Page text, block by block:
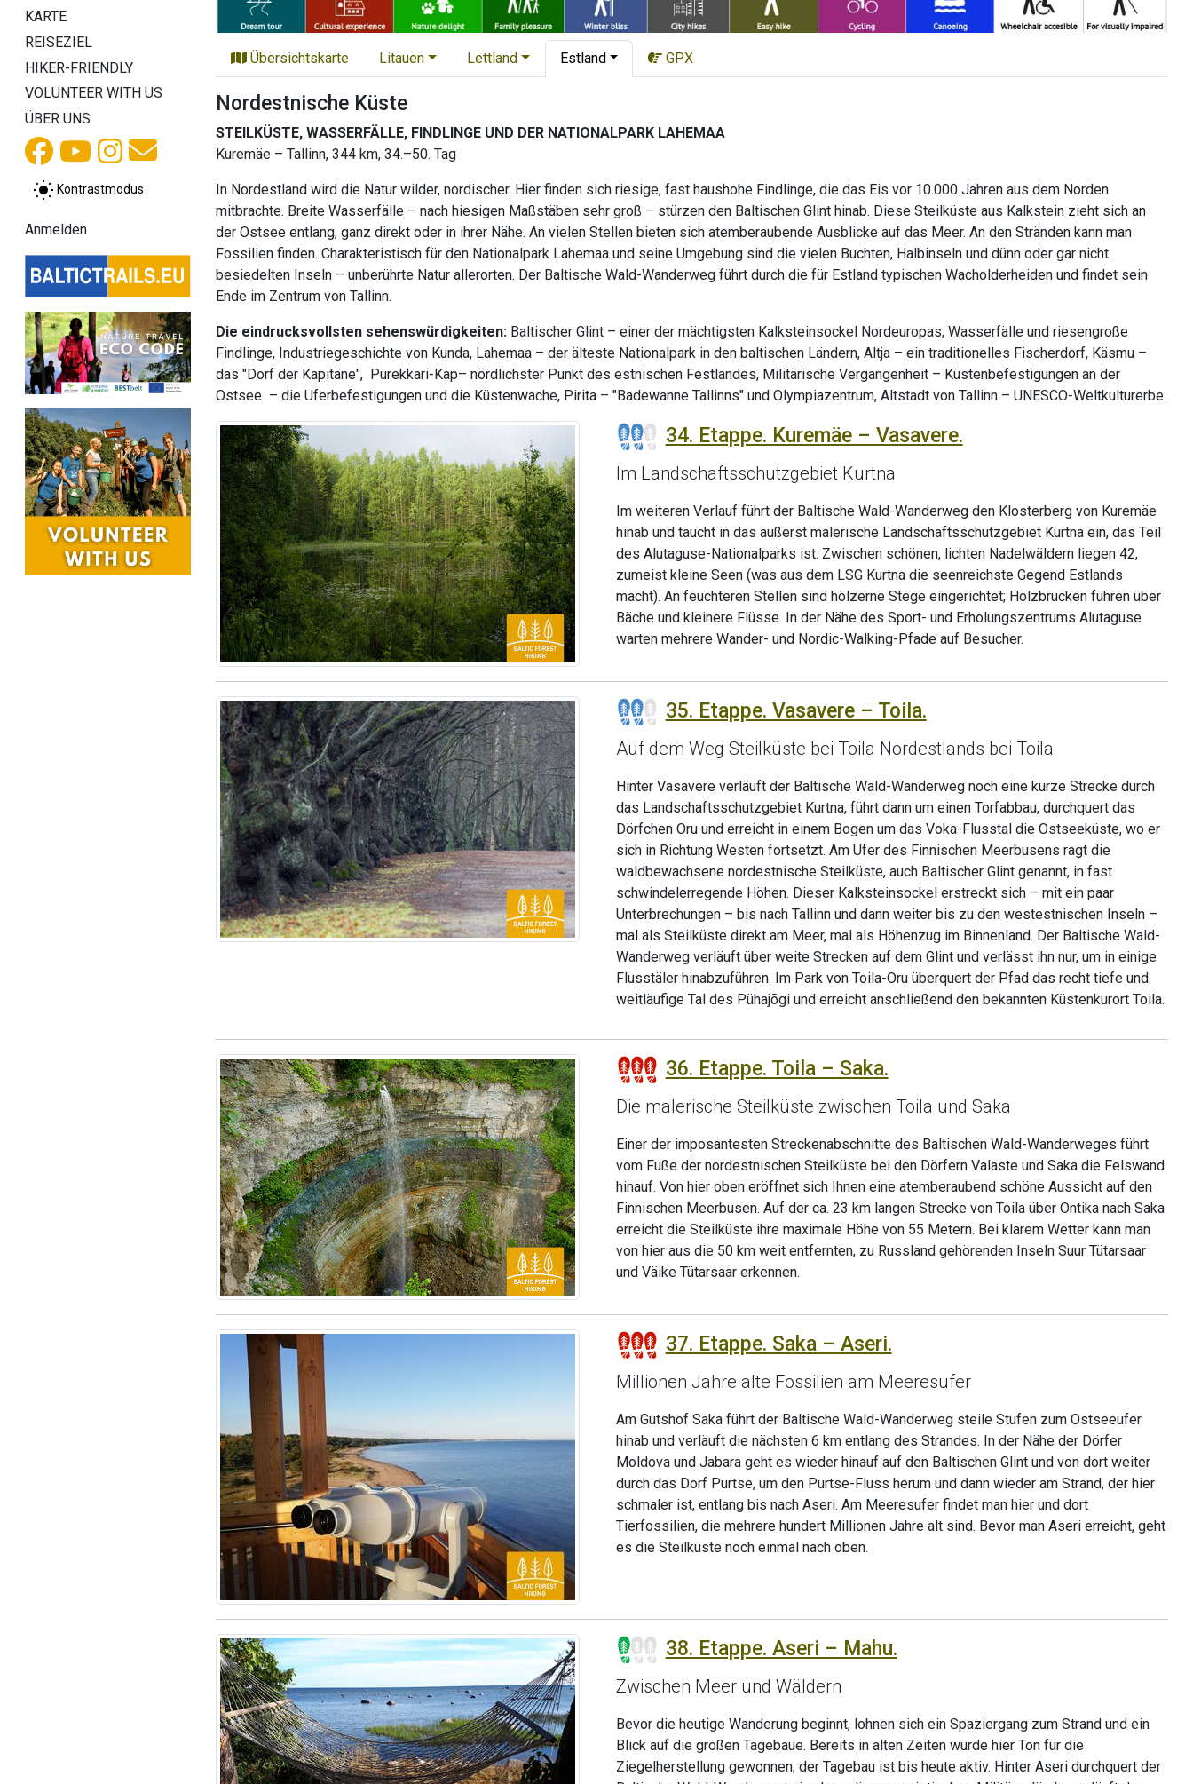
KARTE
REISEZIEL
HIKER-FRIENDLY
VOLUNTEER WITH US
ÜBER UNS
Kontrastmodus
Anmelden
Übersichtskarte Litauen Lettland Estland GPX
Nordestnische Küste
STEILKÜSTE, WASSERFÄLLE, FINDLINGE UND DER NATIONALPARK LAHEMAA
Kuremäe – Tallinn, 344 km, 34.–50. Tag
In Nordestland wird die Natur wilder, nordischer. Hier finden sich riesige, fast haushohe Findlinge, die das Eis vor 10.000 Jahren aus dem Norden
mitbrachte. Breite Wasserfälle – nach hiesigen Maßstäben sehr groß – stürzen den Baltischen Glint hinab. Diese Steilküste aus Kalkstein zieht sich an
der Ostsee entlang, ganz direkt oder in ihrer Nähe. An vielen Stellen bieten sich atemberaubende Ausblicke auf das Meer. An den Stränden kann man
Fossilien finden. Charakteristisch für den Nationalpark Lahemaa und seine Umgebung sind die vielen Buchten, Halbinseln und dünn oder gar nicht
besiedelten Inseln – unberührte Natur allerorten. Der Baltische Wald-Wanderweg führt durch die für Estland typischen Wacholderheiden und findet sein
Ende im Zentrum von Tallinn.
Die eindrucksvollsten sehenswürdigkeiten: Baltischer Glint – einer der mächtigsten Kalksteinsockel Nordeuropas, Wasserfälle und riesengroße
Findlinge, Industriegeschichte von Kunda, Lahemaa – der älteste Nationalpark in den baltischen Ländern, Altja – ein traditionelles Fischerdorf, Käsmu –
das "Dorf der Kapitäne", Purekkari-Kap– nördlichster Punkt des estnischen Festlandes, Militärische Vergangenheit – Küstenbefestigungen an der
Ostsee – die Uferbefestigungen und die Küstenwache, Pirita – "Badewanne Tallinns" und Olympiazentrum, Altstadt von Tallinn – UNESCO-Weltkulturerbe.
34. Etappe. Kuremäe – Vasavere.
Im Landschaftsschutzgebiet Kurtna
Im weiteren Verlauf führt der Baltische Wald-Wanderweg den Klosterberg von Kuremäe
hinab und taucht in das äußerst malerische Landschaftsschutzgebiet Kurtna ein, das Teil
des Alutaguse-Nationalparks ist. Zwischen schönen, lichten Nadelwäldern liegen 42,
zumeist kleine Seen (was aus dem LSG Kurtna die seenreichste Gegend Estlands
macht). An feuchteren Stellen sind hölzerne Stege eingerichtet; Holzbrücken führen über
Bäche und kleinere Flüsse. In der Nähe des Sport- und Erholungszentrums Alutaguse
warten mehrere Wander- und Nordic-Walking-Pfade auf Besucher.
35. Etappe. Vasavere – Toila.
Auf dem Weg Steilküste bei Toila Nordestlands bei Toila
Hinter Vasavere verläuft der Baltische Wald-Wanderweg noch eine kurze Strecke durch
das Landschaftsschutzgebiet Kurtna, führt dann um einen Torfabbau, durchquert das
Dörfchen Oru und erreicht in einem Bogen um das Voka-Flusstal die Ostseeküste, wo er
sich in Richtung Westen fortsetzt. Am Ufer des Finnischen Meerbusens ragt die
waldbewachsene nordestnische Steilküste, auch Baltischer Glint genannt, in fast
schwindelerregende Höhen. Dieser Kalksteinsockel erstreckt sich – mit ein paar
Unterbrechungen – bis nach Tallinn und dann weiter bis zu den westestnischen Inseln –
mal als Steilküste direkt am Meer, mal als Höhenzug im Binnenland. Der Baltische Wald-
Wanderweg verläuft über weite Strecken auf dem Glint und verlässt ihn nur, um in einige
Flusstäler hinabzuführen. Im Park von Toila-Oru überquert der Pfad das recht tiefe und
weitläufige Tal des Pühajõgi und erreicht anschließend den bekannten Küstenkurort Toila.
36. Etappe. Toila – Saka.
Die malerische Steilküste zwischen Toila und Saka
Einer der imposantesten Streckenabschnitte des Baltischen Wald-Wanderweges führt
vom Fuße der nordestnischen Steilküste bei den Dörfern Valaste und Saka die Felswand
hinauf. Von hier oben eröffnet sich Ihnen eine atemberaubend schöne Aussicht auf den
Finnischen Meerbusen. Auf der ca. 23 km langen Strecke von Toila über Ontika nach Saka
erreicht die Steilküste ihre maximale Höhe von 55 Metern. Bei klarem Wetter kann man
von hier aus die 50 km weit entfernten, zu Russland gehörenden Inseln Suur Tütarsaar
und Väike Tütarsaar erkennen.
37. Etappe. Saka – Aseri.
Millionen Jahre alte Fossilien am Meeresufer
Am Gutshof Saka führt der Baltische Wald-Wanderweg steile Stufen zum Ostseeufer
hinab und verläuft die nächsten 6 km entlang des Strandes. In der Nähe der Dörfer
Moldova und Jabara geht es wieder hinauf auf den Baltischen Glint und von dort weiter
durch das Dorf Purtse, um den Purtse-Fluss herum und dann wieder am Strand, der hier
schmaler ist, entlang bis nach Aseri. Am Meeresufer findet man hier und dort
Tierfossilien, die mehrere hundert Millionen Jahre alt sind. Bevor man Aseri erreicht, geht
es die Steilküste noch einmal nach oben.
38. Etappe. Aseri – Mahu.
Zwischen Meer und Wäldern
Bevor die heutige Wanderung beginnt, lohnen sich ein Spaziergang zum Strand und ein
Blick auf die großen Tagebaue. Bereits in alten Zeiten wurde hier Ton für die
Ziegelherstellung gewonnen; der Tagebau ist bis heute aktiv. Hinter Aseri durchquert der